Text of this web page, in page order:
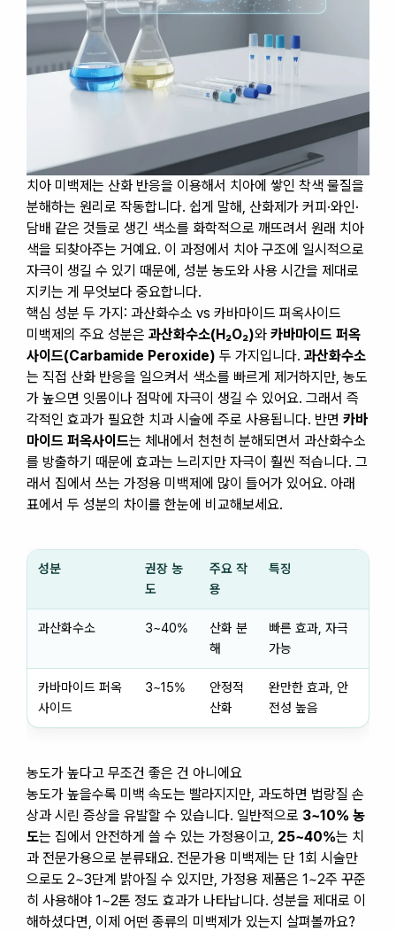
치아 미백제는 산화 반응을 이용해서 치아에 쌓인 착색 물질을
분해하는 원리로 작동합니다. 쉽게 말해, 산화제가 커피·와인·
담배 같은 것들로 생긴 색소를 화학적으로 깨뜨려서 원래 치아
색을 되찾아주는 거예요. 이 과정에서 치아 구조에 일시적으로
자극이 생길 수 있기 때문에, 성분 농도와 사용 시간을 제대로
지키는 게 무엇보다 중요합니다.
핵심 성분 두 가지: 과산화수소 vs 카바마이드 퍼옥사이드
미백제의 주요 성분은 과산화수소(H₂O₂)와 카바마이드 퍼옥
사이드(Carbamide Peroxide) 두 가지입니다. 과산화수소
는 직접 산화 반응을 일으켜서 색소를 빠르게 제거하지만, 농도
가 높으면 잇몸이나 점막에 자극이 생길 수 있어요. 그래서 즉
각적인 효과가 필요한 치과 시술에 주로 사용됩니다. 반면 카바
마이드 퍼옥사이드는 체내에서 천천히 분해되면서 과산화수소
를 방출하기 때문에 효과는 느리지만 자극이 훨씬 적습니다. 그
래서 집에서 쓰는 가정용 미백제에 많이 들어가 있어요. 아래
표에서 두 성분의 차이를 한눈에 비교해보세요.
성분
권장 농
도
주요 작
용
특징
과산화수소 3~40%
산화 분
해
빠른 효과, 자극
가능
카바마이드 퍼옥
사이드
3~15%
안정적
산화
완만한 효과, 안
전성 높음
농도가 높다고 무조건 좋은 건 아니에요
농도가 높을수록 미백 속도는 빨라지지만, 과도하면 법랑질 손
상과 시린 증상을 유발할 수 있습니다. 일반적으로 3~10% 농
도는 집에서 안전하게 쓸 수 있는 가정용이고, 25~40%는 치
과 전문가용으로 분류돼요. 전문가용 미백제는 단 1회 시술만
으로도 2~3단계 밝아질 수 있지만, 가정용 제품은 1~2주 꾸준
히 사용해야 1~2톤 정도 효과가 나타납니다. 성분을 제대로 이
해하셨다면, 이제 어떤 종류의 미백제가 있는지 살펴볼까요?